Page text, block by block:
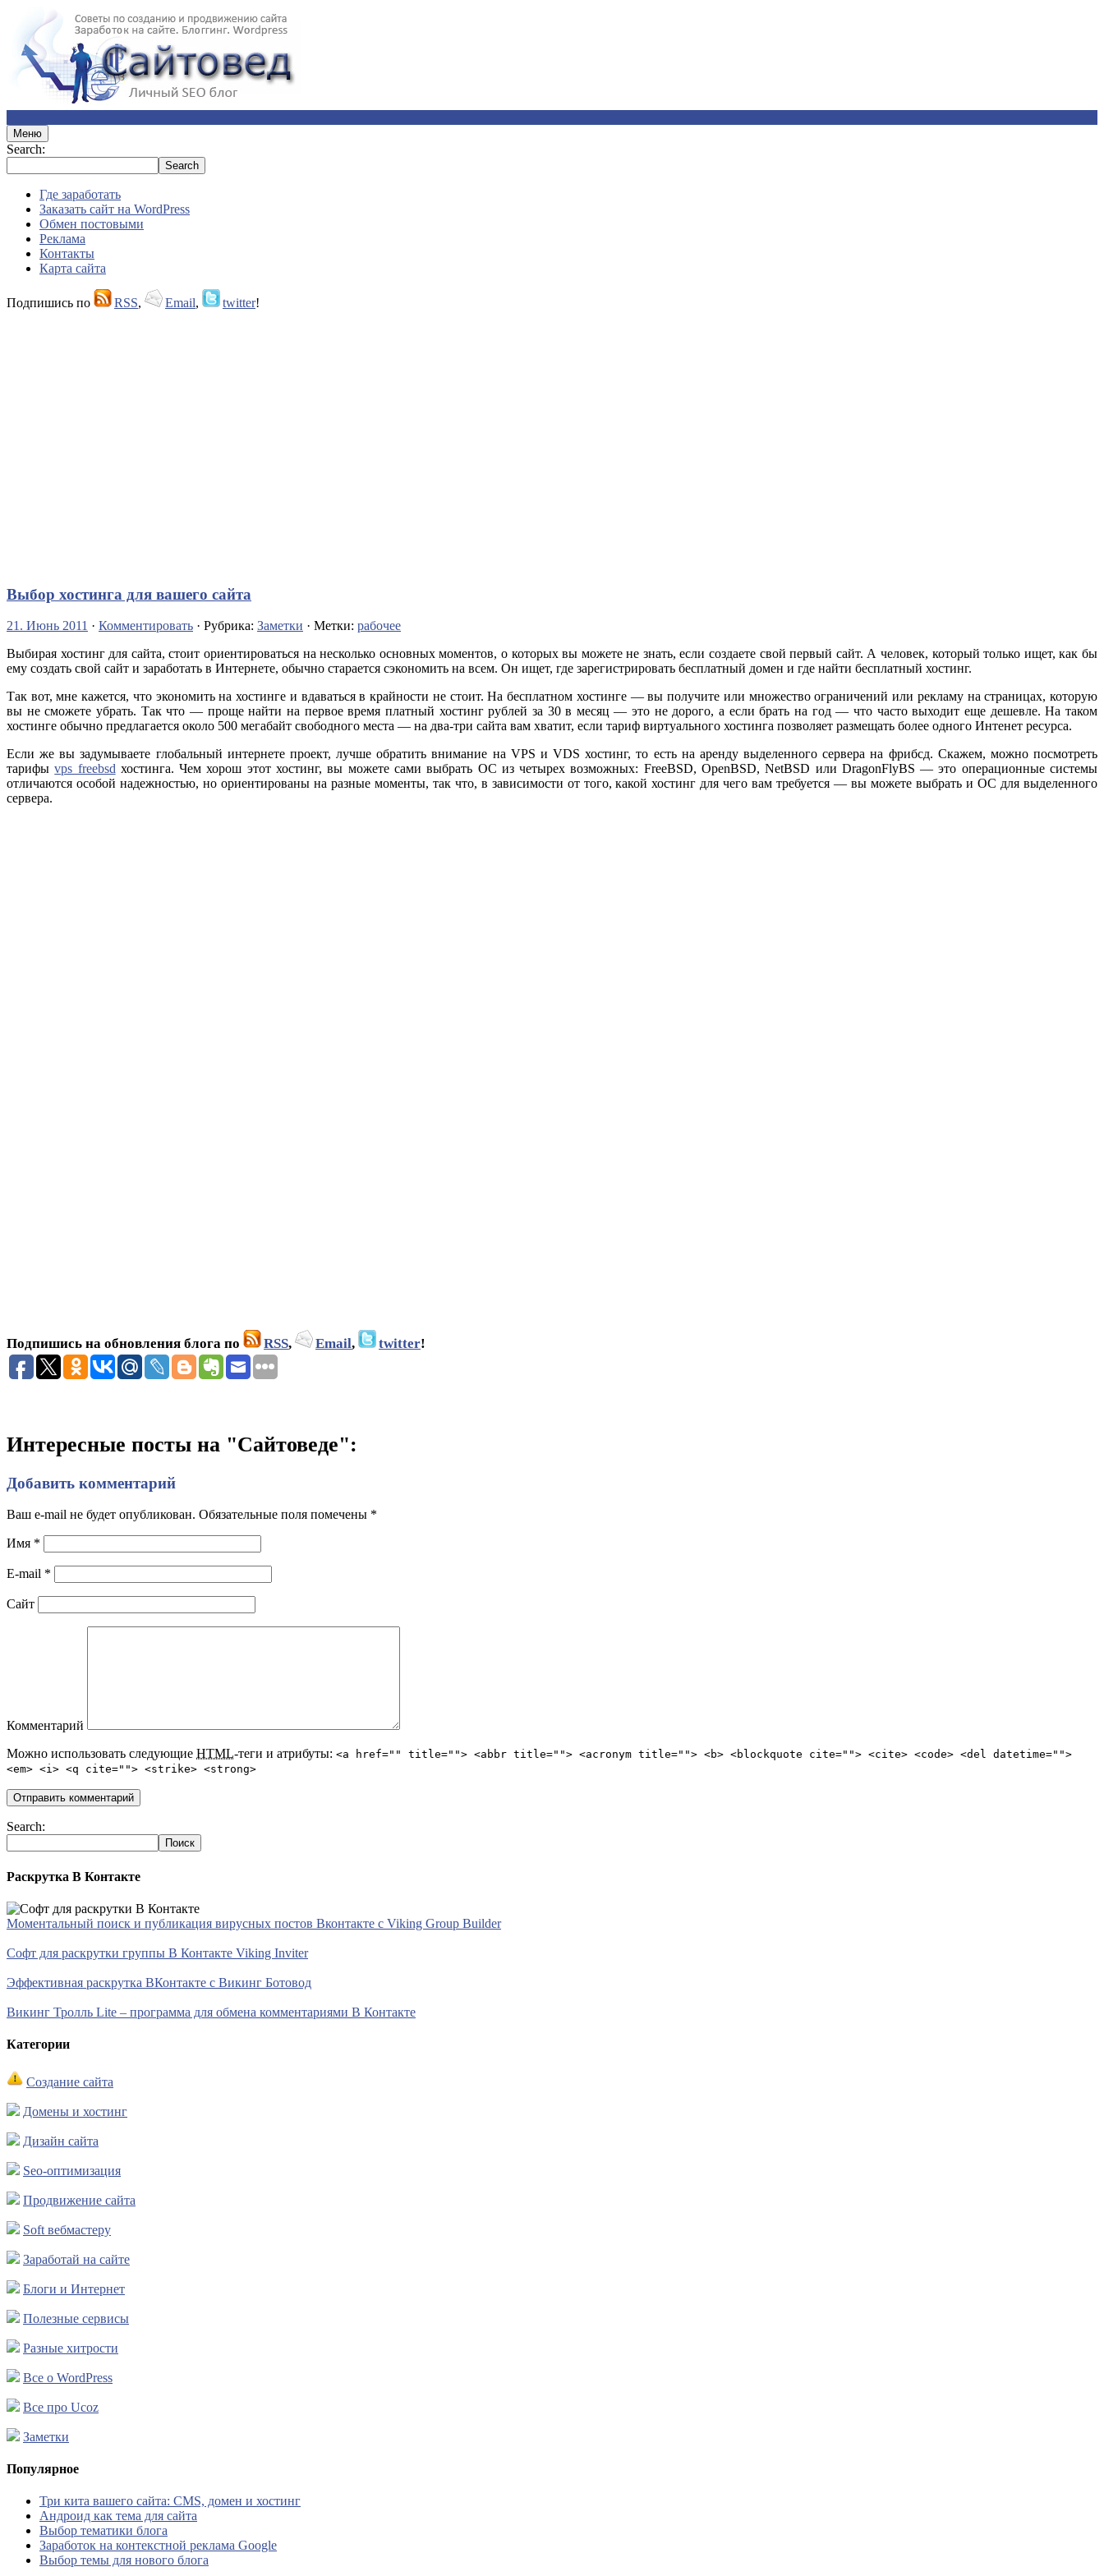
Меню
Search:
Где заработать
Заказать сайт на WordPress
Обмен постовыми
Реклама
Контакты
Карта сайта
Подпишись по RSS, Email, twitter!
Выбор хостинга для вашего сайта
21. Июнь 2011 · Комментировать · Рубрика: Заметки · Метки: рабочее
Выбирая хостинг для сайта, стоит ориентироваться на несколько основных моментов, о которых вы можете не знать, если создаете свой первый сайт.А человек, который только ищет, как бы
ему создать свой сайт и заработать в Интернете, обычно старается сэкономить на всем. Он ищет, где зарегистрировать бесплатный домен и где найти бесплатный хостинг.
Так вот, мне кажется, что экономить на хостинге и вдаваться в крайности не стоит. На бесплатном хостинге — вы получите или множество ограничений или рекламу на страницах, которую
вы не сможете убрать. Так что — проще найти на первое время платный хостинг рублей за 30 в месяц — это не дорого, а если брать на год — что часто выходит еще дешевле. На таком
хостинге обычно предлагается около 500 мегабайт свободного места — на два-три сайта вам хватит, если тариф виртуального хостинга позволяет размещать более одного Интенет ресурса.
Если же вы задумываете глобальный интернете проект, лучше обратить внимание на VPS и VDS хостинг, то есть на аренду выделенного сервера на фрибсд. Скажем, можно посмотреть
тарифыvps freebsdхостинга. Чем хорош этот хостинг, вы можете сами выбрать ОС из четырех возможных: FreeBSD, OpenBSD, NetBSD или DragonFlyBS — это операционные системы
отличаются особой надежностью, но ориентированы на разные моменты, так что, в зависимости от того, какой хостинг для чего вам требуется — вы можете выбрать и ОС для выделенного
сервера.
Подпишись на обновления блога по RSS, Email, twitter!
Интересные посты на "Сайтоведе":
Добавить комментарий
Ваш e-mail не будет опубликован. Обязательные поля помечены *
Имя *
E-mail *
Сайт
Комментарий
Можно использовать следующие HTML-теги и атрибуты: <a href="" title=""> <abbr title=""> <acronym title=""> <b> <blockquote cite=""> <cite> <code> <del datetime="">
<em> <i> <q cite=""> <strike> <strong>
Search:
Раскрутка В Контакте
Моментальный поиск и публикация вирусных постов Вконтакте с Viking Group Builder
Софт для раскрутки группы В Контакте Viking Inviter
Эффективная раскрутка ВКонтакте с Викинг Ботовод
Викинг Тролль Lite – программа для обмена комментариями В Контакте
Категории
Создание сайта
Домены и хостинг
Дизайн сайта
Seo-оптимизация
Продвижение сайта
Soft вебмастеру
Заработай на сайте
Блоги и Интернет
Полезные сервисы
Разные хитрости
Все о WordPress
Все про Ucoz
Заметки
Популярное
Три кита вашего сайта: CMS, домен и хостинг
Андроид как тема для сайта
Выбор тематики блога
Заработок на контекстной реклама Google
Выбор темы для нового блога